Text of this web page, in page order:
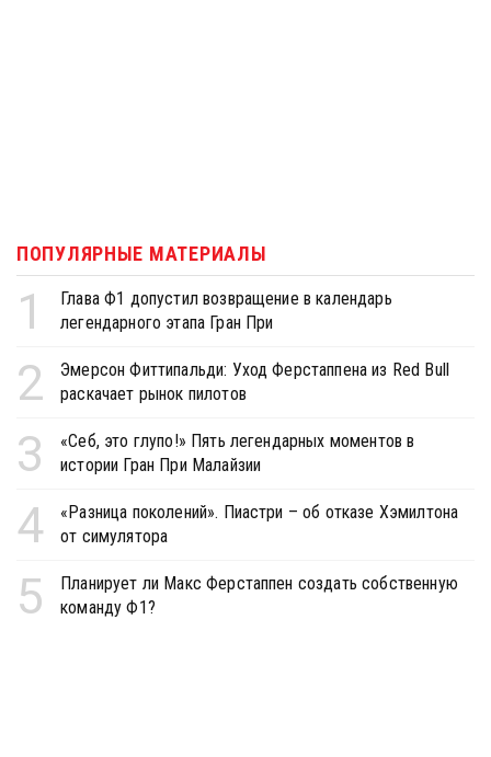
ПОПУЛЯРНЫЕ МАТЕРИАЛЫ
1
Глава Ф1 допустил возвращение в календарь
легендарного этапа Гран При
2
Эмерсон Фиттипальди: Уход Ферстаппена из Red Bull
раскачает рынок пилотов
3
«Себ, это глупо!» Пять легендарных моментов в
истории Гран При Малайзии
4
«Разница поколений». Пиастри – об отказе Хэмилтона
от симулятора
5
Планирует ли Макс Ферстаппен создать собственную
команду Ф1?